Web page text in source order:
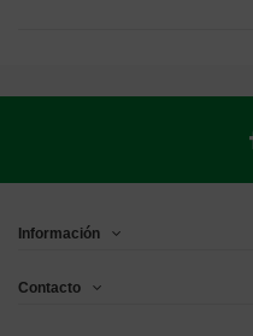
Información
Contacto